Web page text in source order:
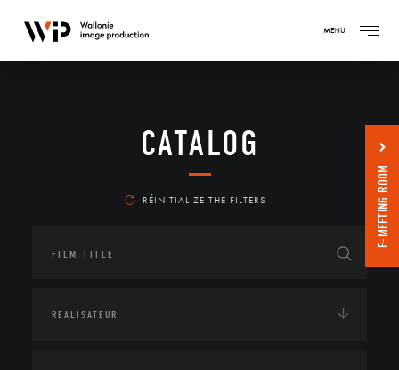
MENU
CATALOG
RÉINITIALIZE THE FILTERS E-MEETING ROOM